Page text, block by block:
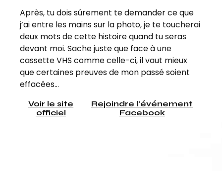
Après, tu dois sûrement te demander ce que
j’ai entre les mains sur la photo, je te toucherai
deux mots de cette histoire quand tu seras
devant moi. Sache juste que face à une
cassette VHS comme celle-ci, il vaut mieux
que certaines preuves de mon passé soient
effacées…
Voir le site
officiel
Rejoindre l'événement
Facebook